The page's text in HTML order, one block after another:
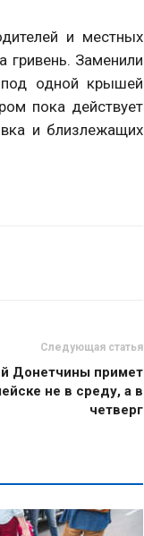
и местных
гривень. Заменили
под одной крышей
пока действует
и близлежащих
Следующая статья
Донетчины примет
не в среду, а в
четверг